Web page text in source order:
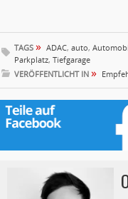
TAGS » ADAC, auto,
Parkplatz, Tiefgarage
VERÖFFENTLICHT IN »